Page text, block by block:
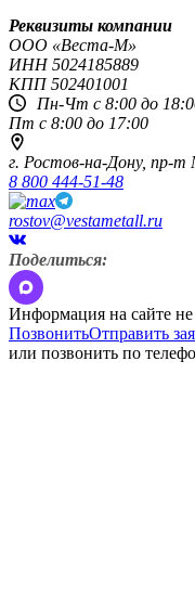
Реквизиты компании
OOO «Веста-М»
ИНН5024185889
КПП502401001
Пн-Чт с 8:00 до
Пт с 8:00 до 17:00
г. Ростов-на-Дону, пр-т
8 800 444-51-48
rostov@vestametall.ru
Поделиться:
Информация на сайте
ПозвонитьОтправить
или позвонить по